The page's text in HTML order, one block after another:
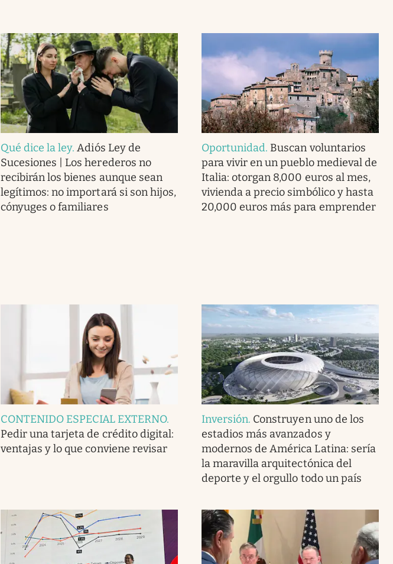
Qué dice la ley.Adiós Ley de
Sucesiones | Los herederos no
recibirán los bienes aunque sean
legítimos: no importará si son hijos,
cónyuges o familiares
Oportunidad. Buscan voluntarios
para vivir en un pueblo medieval de
Italia: otorgan 8,000 euros al mes,
vivienda a precio simbólico y hasta
20,000 euros más para emprender
CONTENIDO ESPECIAL EXTERNO.
Pedir una tarjeta de crédito digital:
ventajas y lo que conviene revisar
Inversión. Construyen uno de los
estadios más avanzados y
modernos de América Latina: sería
la maravilla arquitectónica del
deporte y el orgullo todo un país